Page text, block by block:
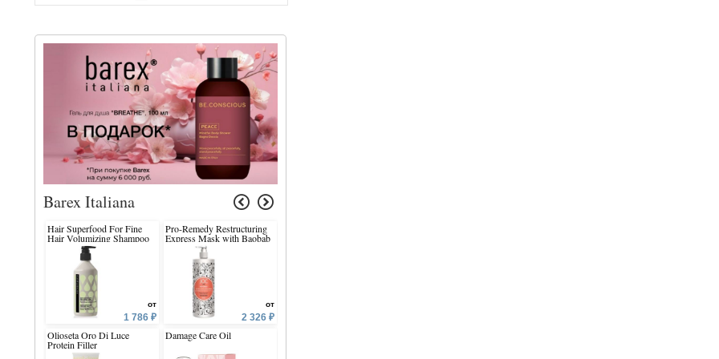
Barex Italiana
Hair Superfood For Fine
Hair Volumizing Shampoo
от
1 786 ₽
Olioseta Oro Di Luce
Protein Filler
Pro-Remedy Restructuring
Express Mask with Baobab
and Channel Wrack
от
2 326 ₽
Damage Care Oil